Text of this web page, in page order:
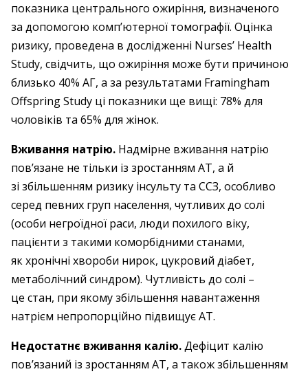
показника центрального ожиріння, визначеного
за допомогою комп’ютерної томографії. Оцінка
ризику, проведена в дослідженні Nurses’ Health
Study, свідчить, що ожиріння може бути причиною
близько 40% АГ, а за результатами Framingham
Offspring Study ці показники ще вищі: 78% для
чоловіків та 65% для жінок.
Вживання натрію. Надмірне вживання натрію
пов’язане не тільки із зростанням АТ, а й
зі збільшенням ризику інсульту та ССЗ, особливо
серед певних груп населення, чутливих до солі
(особи негроїдної раси, люди похилого віку,
пацієнти з такими коморбідними станами,
як хронічні хвороби нирок, цукровий діабет,
метаболічний синдром). Чутливість до солі –
це стан, при якому збільшення навантаження
натрієм непропорційно підвищує АТ.
Недостатнє вживання калію.Дефіцит калію
пов’язаний із зростанням АТ, а також збільшенням